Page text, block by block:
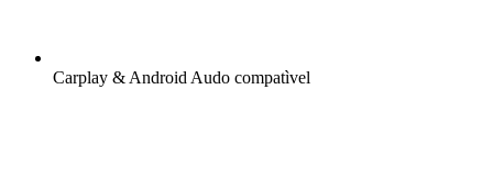
Carplay & Android Audo compatìvel